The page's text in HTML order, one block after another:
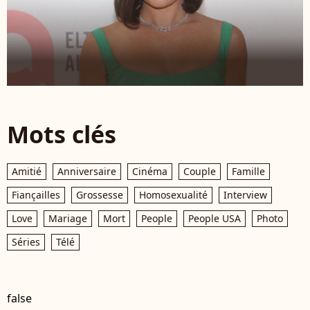
Mots clés
Amitié Anniversaire Cinéma Couple
Famille
Fiançailles
Grossesse Homosexualité
Interview
Love
Mariage Mort People People USA
Photo
Séries
Télé
false